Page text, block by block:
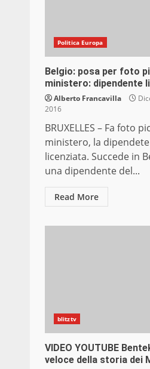
Politica Europa
Belgio: posa per foto
ministero: dipendente
Alberto Francavilla
2016
BRUXELLES – Fa foto
ministero, la
licenziata. Succede in
una dipendente del...
Read More
blitztv
VIDEO YOUTUBE
veloce della storia dei